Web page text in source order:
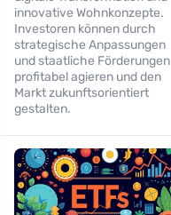
innovative Wohnkonzepte.
Investoren können durch
strategische Anpassungen
und staatliche Förderungen
profitabel agieren und den
Markt zukunftsorientiert
gestalten.